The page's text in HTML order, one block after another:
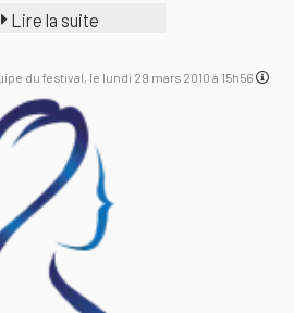
Lire la suite
du festival, le lundi 29 mars 2010 à 15h56